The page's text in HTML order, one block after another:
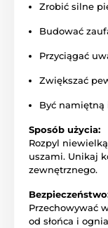
Zrobić silne
Budować
Przyciągać
Zwiększać
Być namiętną
Sposób użycia:
Rozpyl
uszami. Unikaj
zewnętrznego.
Przechowywać
od słońca i